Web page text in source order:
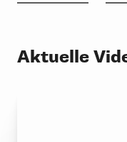
Aktuelle